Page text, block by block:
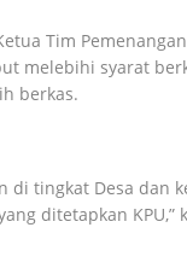
Tim
melebihi syarat
berkas.
di tingkat Desa dan
ditetapkan KPU,”